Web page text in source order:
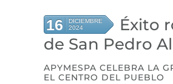
16
DICIEMBRE
2024
Éxito
de San Pedro
APYMESPA CELEBRA LA
EL CENTRO DEL PUEBLO